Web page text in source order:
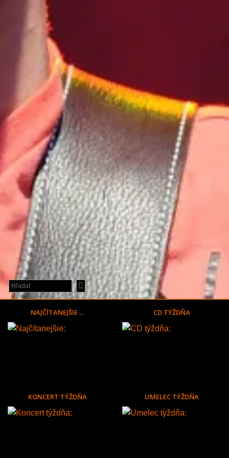
NAJČÍTANEJŠIE ... CD TÝŽDŇA
KONCERT TÝŽDŇA UMELEC TÝŽDŇA